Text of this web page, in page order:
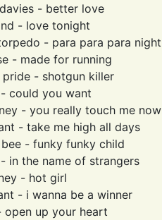
- better love
- love tonight
- para para para night
- made for running
pride - shotgun killer
could you want
- you really touch me now
- take me high all days
- funky funky child
in the name of strangers
- hot girl
- i wanna be a winner
open up your heart